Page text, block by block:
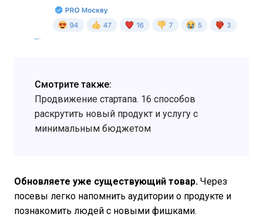
Смотрите также:
Продвижение стартапа. 16 способов
раскрутить новый продукт и услугу с
минимальным бюджетом
Обновляете уже существующий товар. Через
посевы легко напомнить аудитории о продукте и
познакомить людей с новыми фишками.